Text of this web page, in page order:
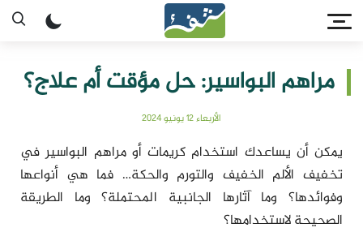
مراهم البواسير: حل مؤقت أم علاج؟
الأربعاء 12 يونيو 2024
يمكن أن يساعدك استخدام كريمات أو مراهم البواسير في
تخفيف الألم الخفيف والتورم والحكة… فما هي أنواعها
وفوائدها؟ وما آثارها الجانبية المحتملة؟ وما الطريقة
الصحيحة لاستخدامها؟